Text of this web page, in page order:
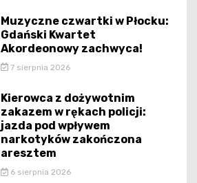
Muzyczne czwartki w Płocku:
Gdański Kwartet
Akordeonowy zachwyca!
7 sierpnia 2026
Kierowca z dożywotnim
zakazem w rękach policji:
jazda pod wpływem
narkotyków zakończona
aresztem
6 sierpnia 2026